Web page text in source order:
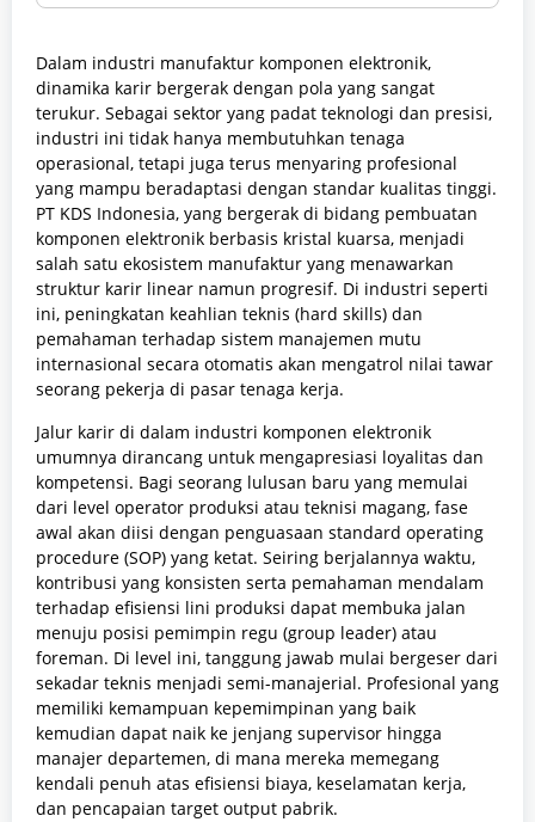
Dalam industri manufaktur komponen elektronik,
dinamika karir bergerak dengan pola yang sangat
terukur. Sebagai sektor yang padat teknologi dan presisi,
industri ini tidak hanya membutuhkan tenaga
operasional, tetapi juga terus menyaring profesional
yang mampu beradaptasi dengan standar kualitas tinggi.
PT KDS Indonesia, yang bergerak di bidang pembuatan
komponen elektronik berbasis kristal kuarsa, menjadi
salah satu ekosistem manufaktur yang menawarkan
struktur karir linear namun progresif. Di industri seperti
ini, peningkatan keahlian teknis (hard skills) dan
pemahaman terhadap sistem manajemen mutu
internasional secara otomatis akan mengatrol nilai tawar
seorang pekerja di pasar tenaga kerja.
Jalur karir di dalam industri komponen elektronik
umumnya dirancang untuk mengapresiasi loyalitas dan
kompetensi. Bagi seorang lulusan baru yang memulai
dari level operator produksi atau teknisi magang, fase
awal akan diisi dengan penguasaan standard operating
procedure (SOP) yang ketat. Seiring berjalannya waktu,
kontribusi yang konsisten serta pemahaman mendalam
terhadap efisiensi lini produksi dapat membuka jalan
menuju posisi pemimpin regu (group leader) atau
foreman. Di level ini, tanggung jawab mulai bergeser dari
sekadar teknis menjadi semi-manajerial. Profesional yang
memiliki kemampuan kepemimpinan yang baik
kemudian dapat naik ke jenjang supervisor hingga
manajer departemen, di mana mereka memegang
kendali penuh atas efisiensi biaya, keselamatan kerja,
dan pencapaian target output pabrik.